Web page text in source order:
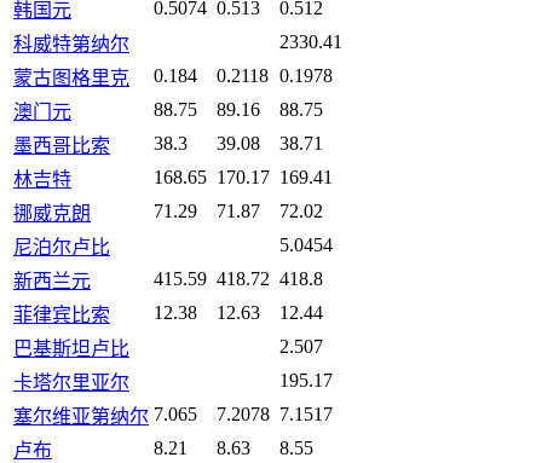
韩国元 0.5074 0.513
0.512
科威特第纳尔
2330.41
蒙古图格里克
0.184 0.2118 0.1978
澳门元
88.75 89.16
88.75
墨西哥比索
38.3 39.08
38.71
林吉特
168.65 170.17 169.41
挪威克朗
71.29 71.87
72.02
尼泊尔卢比
5.0454
新西兰元
415.59 418.72 418.8
菲律宾比索
12.38 12.63
12.44
巴基斯坦卢比
2.507
卡塔尔里亚尔
195.17
塞尔维亚第纳尔 7.065 7.2078 7.1517
卢布
8.21 8.63
8.55